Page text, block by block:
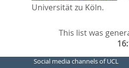
Universität zu Köln.
This list was
Social media channels of UCL